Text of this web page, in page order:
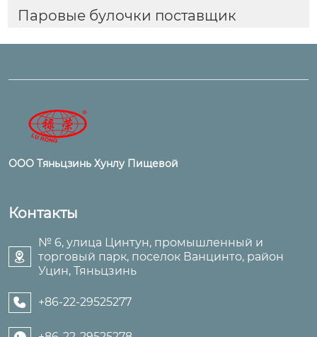
Паровые булочки поставщик
ООО Тяньцзинь Хунлу Пищевой
Контакты

№ 6, улица Цинтун, промышленный и
торговый парк, поселок Ванцинто, район
Уцин, Тяньцзинь
 +86-22-29525277